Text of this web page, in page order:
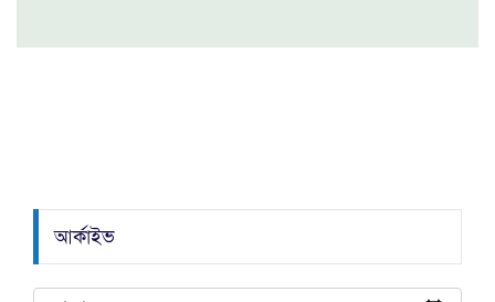
স্পেন, পাল্টাপাল্টি হুঙ্কারে চরম উত্তেজনা!
আর্কাইভ